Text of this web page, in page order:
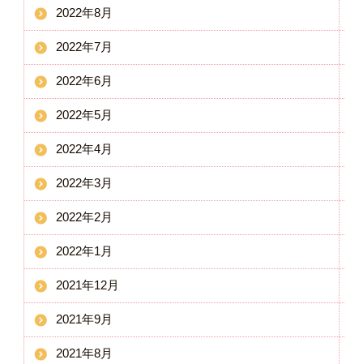
2022年8月
2022年7月
2022年6月
2022年5月
2022年4月
2022年3月
2022年2月
2022年1月
2021年12月
2021年9月
2021年8月